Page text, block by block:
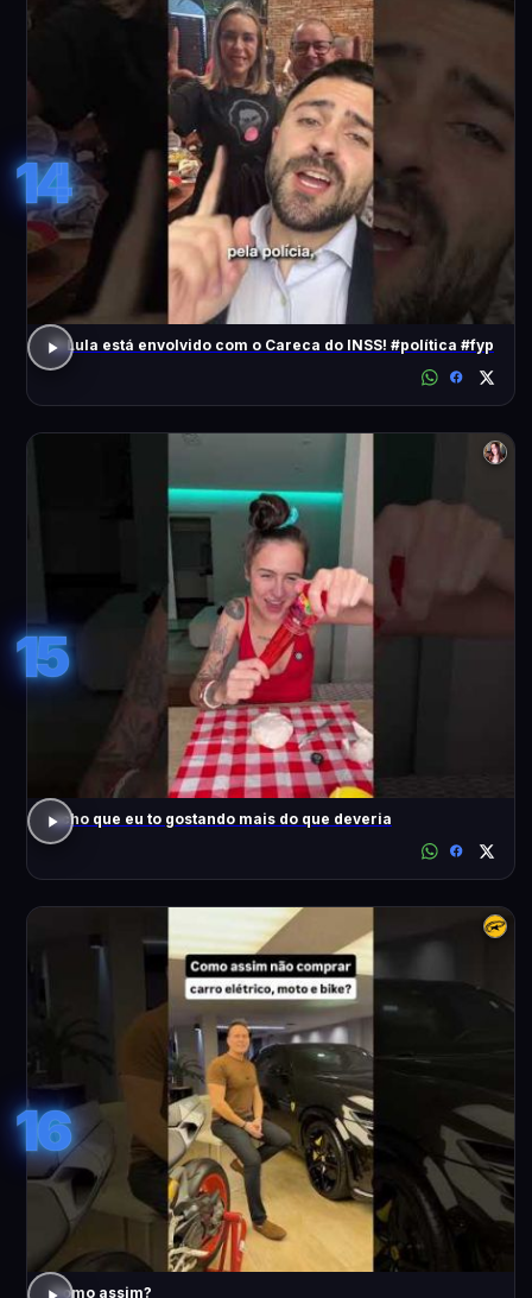
14
O Lula está envolvido com o Careca do INSS! #política #fyp
15
acho que eu to gostando mais do que deveria
16
Como assim?